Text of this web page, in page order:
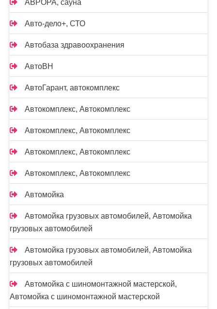
АВРОРА, сауна
Авто-дело+, СТО
Автобаза здравоохранения
АвтоВН
АвтоГарант, автокомплекс
Автокомплекс, Автокомплекс
Автокомплекс, Автокомплекс
Автокомплекс, Автокомплекс
Автокомплекс, Автокомплекс
Автомойка
Автомойка грузовых автомобилей, Автомойка
грузовых автомобилей
Автомойка грузовых автомобилей, Автомойка
грузовых автомобилей
Автомойка с шиномонтажной мастерской,
Автомойка с шиномонтажной мастерской